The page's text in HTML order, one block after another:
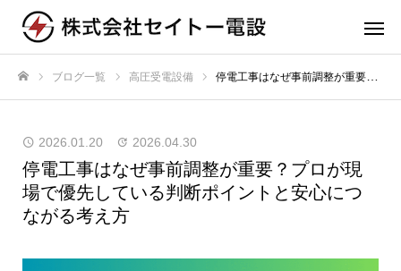
ブログ一覧 高圧受電設備 停電工事はなぜ事前調整が重要？プロが現場で優先している判断ポイントと安心につながる考え方
2026.01.20 2026.04.30
停電工事はなぜ事前調整が重要？プロが現
場で優先している判断ポイントと安心につ
ながる考え方